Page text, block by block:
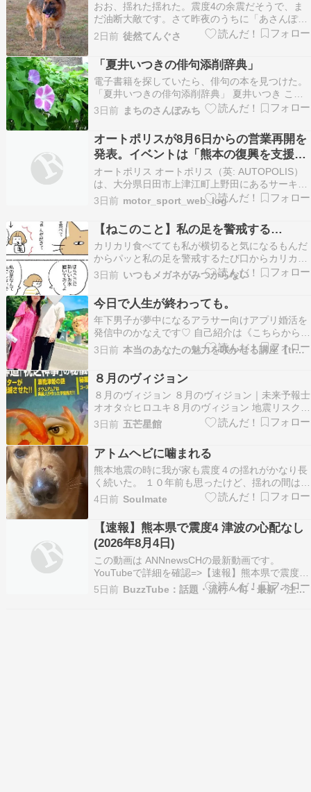
おお、揺れた揺れた。震度4の余震だそうで、ま
だ油断大敵です。さて昨夜のうちに「あさんぽ中
止」を決定していたので今朝は早朝5時半からド
ッグランへ。風が吹いていて意外に涼しく、わん
ずもへばることなく外遊び。ところで先日の「コ
マンド」の話、その続き。リースが理解している
コマンドは他にも…
2日前 徒然てんぐさ
「夏井いつきの俳句添削辞典」
電子書籍を探していたら、俳句の本を見つけた。
「夏井いつきの俳句添削辞典」 夏井いつき こう
いうのもいいんじゃないかな。夏井先生のプレバ
トはいつも楽しく観ているし。俳句は、何でも題
材になる。身近な景色や行事やできごとや・・・
そう思うと、8月は、いろいろある。今日は広島
の原爆の日…
3日前 まちのさんぽみち
オートポリスが8月6日からの営業再開を
発表。イベントは「熊本の復興を支援さ
せていただく形にて開催」
オートポリス オートポリス（英: AUTOPOLIS）
は、大分県日田市上津江町上野田にあるサーキッ
トである。 元々は山本観光が「ゲーリー・プレー
ヤー・カントリークラブ」という名のゴルフ場を
建設する予定地として所有していたが、1970年代
にオイルショックにより計画が頓挫していた広…
3日前 motor_sport_web_log
【ねこのこと】私の足を警戒する…
カリカリ食べてても私が横切ると気になるもんだ
からパッと私の足を警戒するたび口からカリカリ
がぽろっ。。。とこぼれるから食べ終わったあと
の床が汚い！！ でも、あのしぐさがなんとなく可
愛くもある… 拉致 朝晩だったオクスリがお昼１
３時頃にサプリメントが増えたもんだから相当イ
ヤみたいで…
3日前 いつもメガネがみつからない
今日で人生が終わっても。
年下男子が夢中になるアラサー向けアプリ婚活を
発信中のかなえです♡ 自己紹介は《こちらから
♡》 お客様の変化 ???? 40歳で婚約破棄→6ヶ月
未満で108本の薔薇プロポーズ＆入籍！???? バリ
キャリ女子が2ヶ月半で「可愛い」と言われるよ
うに???????? アプリで「いいね！…
3日前 本当のあなたの魅力を咲かせる講座【true flower】
８月のヴィジョン
８月のヴィジョン ８月のヴィジョン｜未来予報士
オオタ☆ヒロユキ８月のヴィジョン 地震リスクが
高い国は、 中国 南米（チリ、メキシコなど、そ
の近国まで） インドネシア（パプア） ＮＺ フィ
ジーもやや？ 日本はもう起きたので、熊本地震を
超えないかと。 米国銃撃事件予想はしています…
3日前 五芒星館
アトムヘビに噛まれる
熊本地震の時に我が家も震度４の揺れがかなり長
く続いた。 １０年前も思ったけど、揺れの間は体
がすぐに動かないんだなぁ 考えてじっとしてしま
います。アトムは初めての大きな地震でパニック
になり、ウロウロして落ち着かない、外に逃げる
時に捕まえられるのかと問題を認識しました。あ
れから毎日の…
4日前 Soulmate
【速報】熊本県で震度4 津波の心配なし
(2026年8月4日)
この動画は ANNnewsCHの最新動画です。
YouTubeで詳細を確認=>【速報】熊本県で震度4
津波の心配なし(2026年8月4日)
5日前 BuzzTube：話題・流行・旬・最新・注目の動画サイト